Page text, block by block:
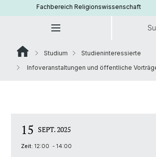
Fachbereich Religionswissenschaft
Studium
Studieninteressierte
Infoveranstaltungen und öffentliche
15 SEPT. 2025
Zeit: 12:00 - 14:00